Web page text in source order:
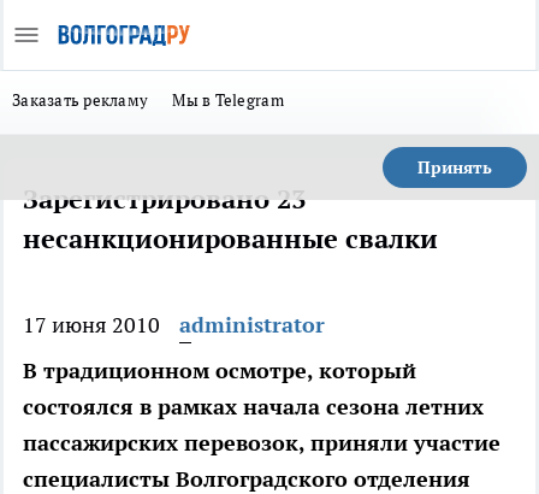
Заказать рекламу Мы в Telegram
Принять
Зарегистрировано 23
несанкционированные свалки
17 июня 2010
administrator
В традиционном осмотре, который
состоялся в рамках начала сезона летних
пассажирских перевозок, приняли участие
специалисты Волгоградского отделения